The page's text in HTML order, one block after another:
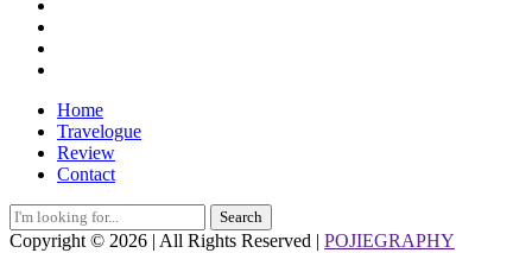
Home
Travelogue
Review
Contact
Search
for:
Copyright © 2026 | All Rights Reserved | POJIEGRAPHY